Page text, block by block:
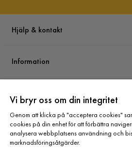
Hjälp & kontakt
Information
Sortiment
Vi bryr oss om din integritet
Genom att klicka på "acceptera cookies"
cookies på din enhet för att förbättra
analysera webbplatsens användning och
marknadsföringsåtgärder.